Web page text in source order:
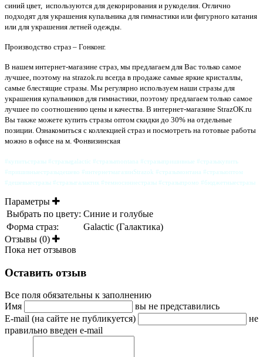
синий цвет, используются для декорирования и рукоделия. Отлично
подходят для украшения купальника для гимнастики или фигурного катания
или для украшения летней одежды.
Производство страз – Гонконг.
В нашем интернет-магазине страз, мы предлагаем для Вас только самое
лучшее, поэтому на strazok.ru всегда в продаже самые яркие кристаллы,
самые блестящие стразы. Мы регулярно используем наши стразы для
украшения купальников для гимнастики, поэтому предлагаем только самое
лучшее по соотношению цены и качества В интернет-магазине StrazOK.ru
Вы также можете купить стразы оптом скидки до 30% на отдельные
позиции. Ознакомиться с коллекцией страз и посмотреть на готовые работы
можно в офисе на м. Фонвизинская
#купитьстразы #стразыgalactic #стразыmontana #стразыпришивные #стразыкупить
#пришивныестразыдешево #интернетмагазинStrazok #стразымонтана #стразыоптом
#дешевыестразы #стразыгалактик #темносиниестразы #стразыпромо #бюджетныестразы
Параметры
Выбрать по цвету: Синие и голубые
Форма страз:
Galactic (Галактика)
Отзывы (0)
Пока нет отзывов
Оставить отзыв
Все поля обязательны к заполнению
Имя
вы не представились
E-mail (на сайте не публикуется)
не
правильно введен e-mail